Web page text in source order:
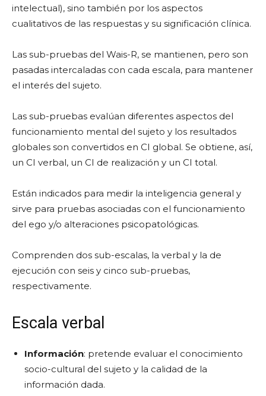
intelectual), sino también por los aspectos
cualitativos de las respuestas y su significación clínica.
Las sub-pruebas del Wais-R, se mantienen, pero son
pasadas intercaladas con cada escala, para mantener
el interés del sujeto.
Las sub-pruebas evalúan diferentes aspectos del
funcionamiento mental del sujeto y los resultados
globales son convertidos en CI global. Se obtiene, así,
un CI verbal, un CI de realización y un CI total.
Están indicados para medir la inteligencia general y
sirve para pruebas asociadas con el funcionamiento
del ego y/o alteraciones psicopatológicas.
Comprenden dos sub-escalas, la verbal y la de
ejecución con seis y cinco sub-pruebas,
respectivamente.
Escala verbal
Información: pretende evaluar el conocimiento
socio-cultural del sujeto y la calidad de la
información dada.